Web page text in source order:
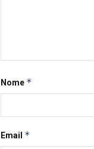
Nome *
Email *